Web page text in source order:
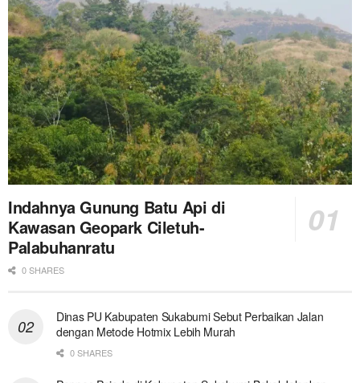
Indahnya Gunung Batu Api di
Kawasan Geopark Ciletuh-
Palabuhanratu
0 SHARES
Dinas PU Kabupaten Sukabumi Sebut Perbaikan Jalan
dengan Metode Hotmix Lebih Murah
0 SHARES